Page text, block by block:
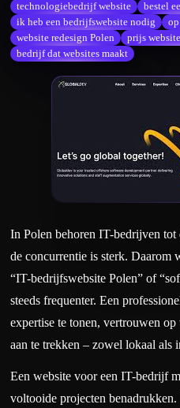
technologiebedrijf website
bestel
ik heb een bedrijfswebsite nodig
website redesign Polen
prijs
bedrijf dat websites maakt
In Polen behoren IT-bedrijven tot
de concurrentie is sterk. Daarom
“IT-bedrijfswebsite Polen” of
steeds frequenter. Een
expertise te tonen, vertrouwen
aan te trekken – zowel lokaal als
Een website voor een IT-bedrijf
voltooide projecten